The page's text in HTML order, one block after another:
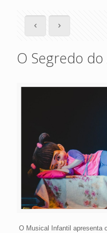
O Segredo
O Musical Infantil apresenta